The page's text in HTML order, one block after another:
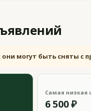
могут быть сняты с
Самая низкая
6 500 ₽